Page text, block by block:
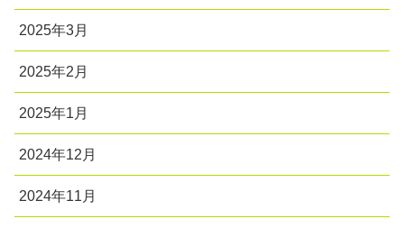
2025年3月
2025年2月
2025年1月
2024年12月
2024年11月